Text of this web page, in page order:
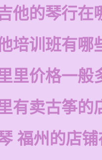
他的琴行在
培训班有哪
里价格一般
有卖古筝的
福州的店